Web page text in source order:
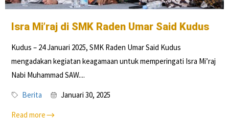
Isra Mi’raj di SMK Raden Umar Said Kudus
Kudus – 24 Januari 2025, SMK Raden Umar Said Kudus
mengadakan kegiatan keagamaan untuk memperingati Isra Mi’raj
Nabi Muhammad SAW....
Berita Januari 30, 2025
Read more